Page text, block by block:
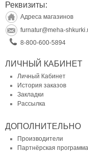
Реквизиты:
Адреса магазинов
furnatur@meha-
8-800-600-5894
ЛИЧНЫЙ КАБИНЕТ
Личный Кабинет
История заказов
Закладки
Рассылка
ДОПОЛНИТЕЛЬНО
Производители
Партнёрская программа